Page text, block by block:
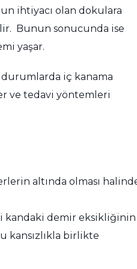
ihtiyacı olan dokulara
Bunun sonucunda ise
yaşar.
iç kanama
ve tedavi yöntemleri
altında olması
kandaki demir eksikliğinin
kansızlıkla birlikte